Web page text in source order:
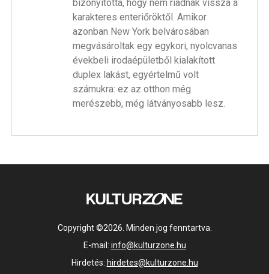
bizonyította, hogy nem riadnak vissza a
karakteres enteriőröktől. Amikor
azonban New York belvárosában
megvásároltak egy egykori, nyolcvanas
évekbeli irodaépületből kialakított
duplex lakást, egyértelmű volt
számukra: ez az otthon még
merészebb, még látványosabb lesz.
Copyright ©2026. Minden jog fenntartva.
E-mail: info@kulturzone.hu
Hirdetés: hirdetes@kulturzone.hu